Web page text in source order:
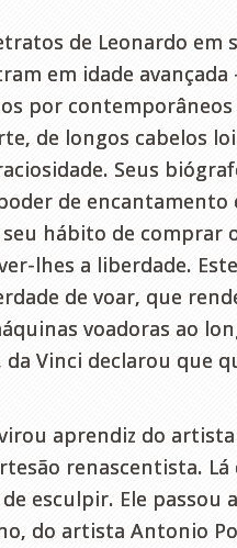
de Leonardo em
em idade avançada
por
de longos cabelos
Seus
de encantamento
hábito de comprar
lhes a liberdade.
de voar, que
voadoras ao
Vinci declarou que
aprendiz do
renascentista. Lá
esculpir. Ele passou
do artista Antonio